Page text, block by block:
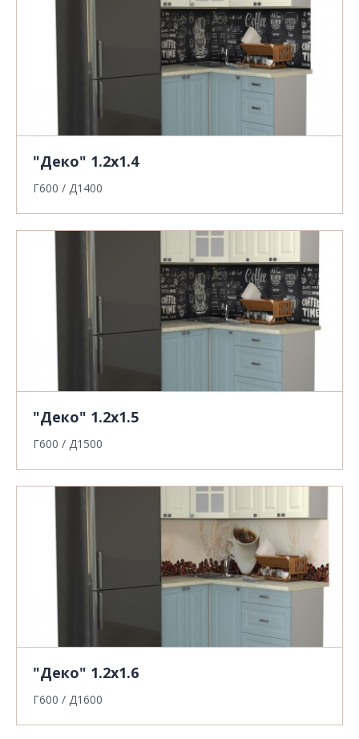
"Деко" 1.2х1.4
Г600 / Д1400
"Деко" 1.2х1.5
Г600 / Д1500
"Деко" 1.2х1.6
Г600 / Д1600